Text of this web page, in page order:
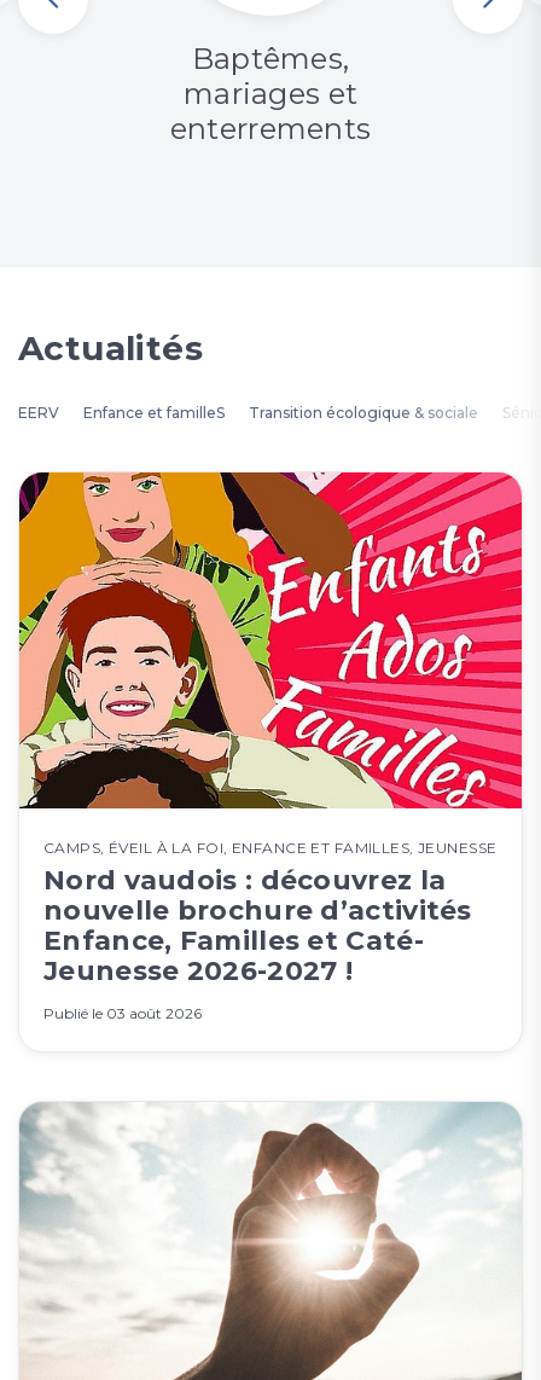
Baptêmes,
mariages et
enterrements
Actualités
EERV Enfance et familleS Transition écologique & sociale
CAMPS ÉVEIL À LA FOI ENFANCE ET FAMILLES JEUNESSE
Nord vaudois : découvrez la
nouvelle brochure d’activités
Enfance, Familles et Caté-
Jeunesse 2026-2027 !
Publié le 03 août 2026